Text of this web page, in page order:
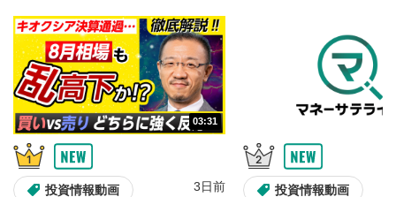
再生位置を示しています。再生したい位置をクリック
するとその位置から動画が再生されます。
6
画質/再生速度の設定
画質の選択/再生速度の変更ができます。
7
音量調整
スライダーを上下すると音量が調整できます。
8
全画面表示
03:31
投資情報動画 3日前 投資情報動画